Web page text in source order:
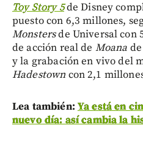
Toy Story 5de Disney
puesto con 6,3 millones,
Monstersde Universal con
de acción real de Moana
y la grabación en vivo del
Hadestown con 2,1
Lea también: Ya está en
nuevo día: así cambia la